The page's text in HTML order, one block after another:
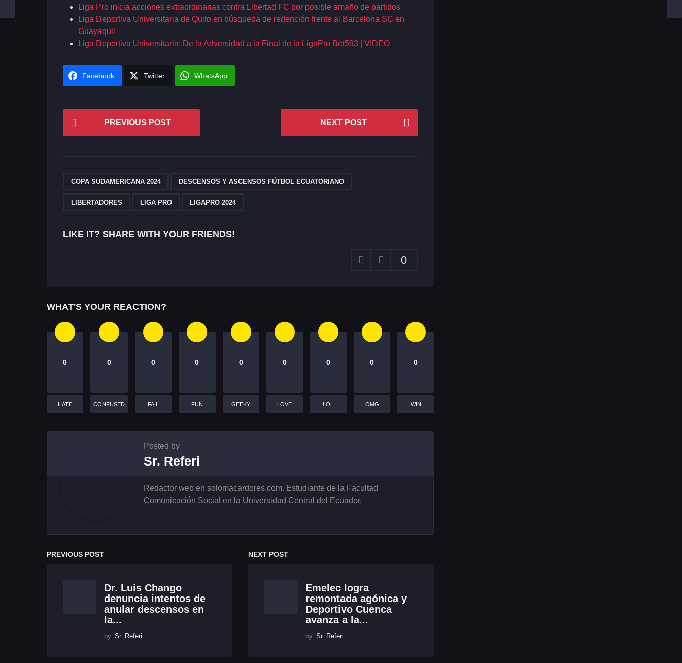
Liga Pro inicia acciones extraordinarias contra Libertad FC por posible amaño de partidos
Liga Deportiva Universitaria de Quito en búsqueda de redención frente al Barcelona SC en
Guayaquil
Liga Deportiva Universitaria: De la Adversidad a la Final de la LigaPro Bet593 | VIDEO
Facebook Twitter WhatsApp
P
o
P
i
o
n
PREVIOUS POST NEXT POST
COPA SUDAMERICANA 2024 DESCENSOS Y ASCENSOS FÚTBOL ECUATORIANO
LIBERTADORES LIGA PRO LIGAPRO 2024
LIKE IT? SHARE WITH YOUR FRIENDS!
0
WHAT'S YOUR REACTION?
0
HATE
0
CONFUSED
0
FAIL
0
FUN
0
GEEKY
0
LOVE
0
LOL
0
OMG
0
WIN
Posted by
Sr. Referi
Redactor web en solomacardores.com. Estudiante de la Facultad
Comunicación Social en la Universidad Central del Ecuador.
PREVIOUS POST
Dr. Luis Chango
denuncia intentos de
anular descensos en
la...
by Sr. Referi
NEXT POST
Emelec logra
remontada agónica y
Deportivo Cuenca
avanza a la...
by Sr. Referi